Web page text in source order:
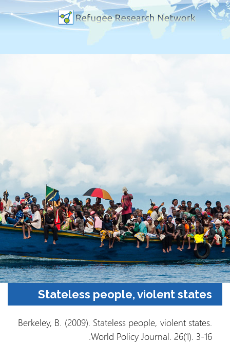
Stateless people, violent states
Berkeley, B. (2009). Stateless people, violent states.
World Policy Journal. 26(1). 3-16.